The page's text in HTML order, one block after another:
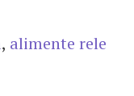
, alimente rele